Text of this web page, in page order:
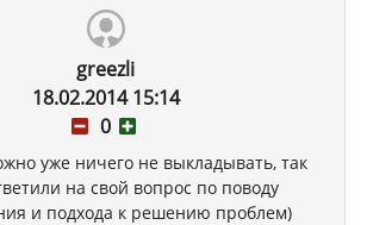
greezli
18.02.2014 15:14
0
уже ничего не выкладывать, так
на свой вопрос по поводу
и подхода к решению проблем)